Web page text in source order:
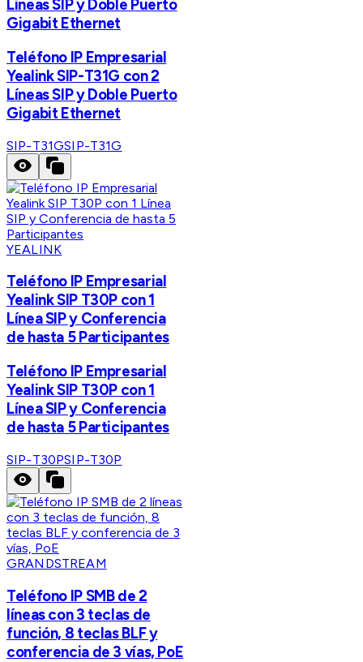
Líneas SIP y Doble Puerto
Gigabit Ethernet
Teléfono IP Empresarial
Yealink SIP-T31G con 2
Líneas SIP y Doble Puerto
Gigabit Ethernet
SIP-T31GSIP-T31G
YEALINK
Teléfono IP Empresarial
Yealink SIP T30P con 1
Línea SIP y Conferencia
de hasta 5 Participantes
Teléfono IP Empresarial
Yealink SIP T30P con 1
Línea SIP y Conferencia
de hasta 5 Participantes
SIP-T30PSIP-T30P
GRANDSTREAM
Teléfono IP SMB de 2
líneas con 3 teclas de
función, 8 teclas BLF y
conferencia de 3 vías, PoE